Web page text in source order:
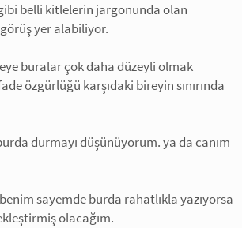
belli kitlelerin jargonunda olan
yer alabiliyor.
buralar çok daha düzeyli olmak
özgürlüğü karşıdaki bireyin sınırında
durmayı düşünüyorum. ya da canım
sayemde burda rahatlıkla yazıyorsa
olacağım.